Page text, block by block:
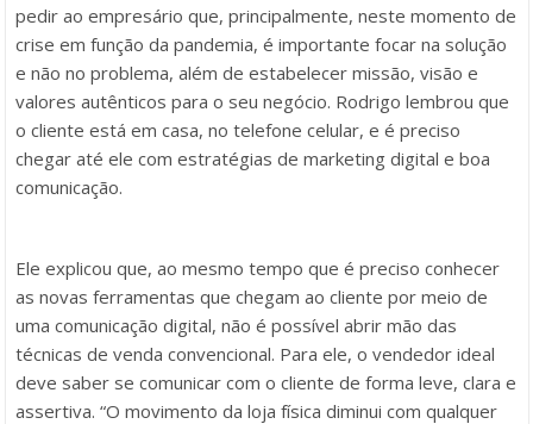
pedir ao empresário que, principalmente, neste momento de
crise em função da pandemia, é importante focar na solução
e não no problema, além de estabelecer missão, visão e
valores autênticos para o seu negócio. Rodrigo lembrou que
o cliente está em casa, no telefone celular, e é preciso
chegar até ele com estratégias de marketing digital e boa
comunicação.
Ele explicou que, ao mesmo tempo que é preciso conhecer
as novas ferramentas que chegam ao cliente por meio de
uma comunicação digital, não é possível abrir mão das
técnicas de venda convencional. Para ele, o vendedor ideal
deve saber se comunicar com o cliente de forma leve, clara e
assertiva. “O movimento da loja física diminui com qualquer